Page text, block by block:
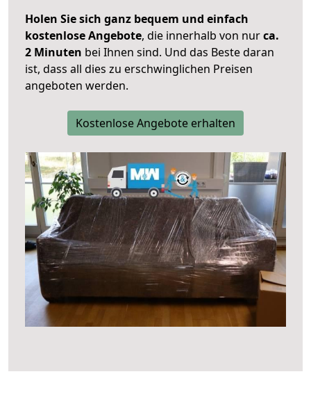
Holen Sie sich ganz bequem und einfach
kostenlose Angebote, die innerhalb von nurca.
2 Minuten bei Ihnen sind. Und das Beste daran
ist, dass all dies zu erschwinglichen Preisen
angeboten werden.
Kostenlose Angebote erhalten